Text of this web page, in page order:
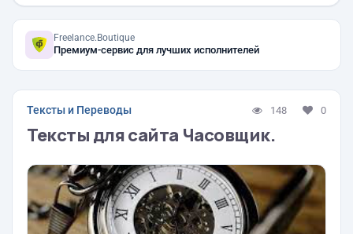
Freelance.Boutique
Премиум-сервис для лучших исполнителей
Тексты и Переводы 148 0
Тексты для сайта Часовщик.